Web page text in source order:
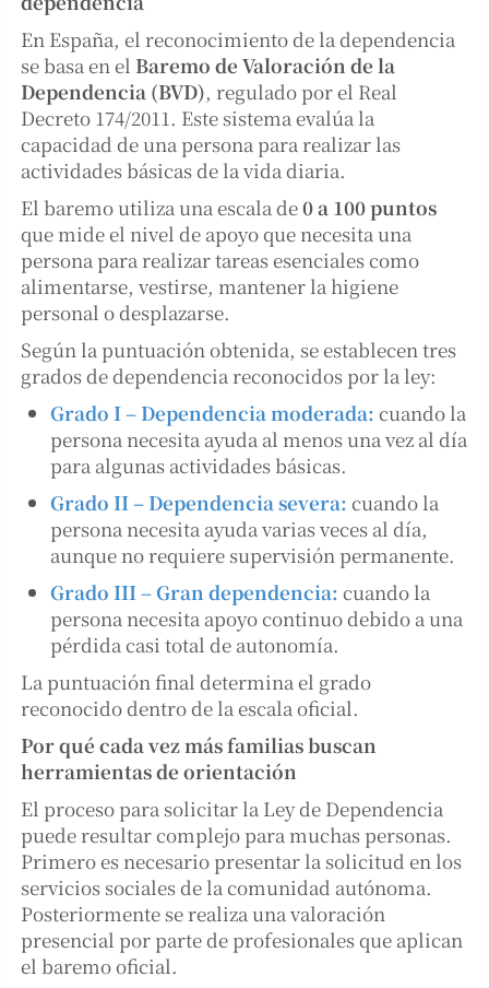
En España, el reconocimiento de la dependencia
se basa en el Baremo de Valoración de la
Dependencia (BVD), regulado por el Real
Decreto 174/2011. Este sistema evalúa la
capacidad de una persona para realizar las
actividades básicas de la vida diaria.
El baremo utiliza una escala de0 a 100 puntos
que mide el nivel de apoyo que necesita una
persona para realizar tareas esenciales como
alimentarse, vestirse, mantener la higiene
personal o desplazarse.
Según la puntuación obtenida, se establecen tres
grados de dependencia reconocidos por la ley:
Grado I – Dependencia moderada: cuando la
persona necesita ayuda al menos una vez al día
para algunas actividades básicas.
Grado II – Dependencia severa: cuando la
persona necesita ayuda varias veces al día,
aunque no requiere supervisión permanente.
Grado III – Gran dependencia: cuando la
persona necesita apoyo continuo debido a una
pérdida casi total de autonomía.
La puntuación final determina el grado
reconocido dentro de la escala oficial.
Por qué cada vez más familias buscan
herramientas de orientación
El proceso para solicitar la Ley de Dependencia
puede resultar complejo para muchas personas.
Primero es necesario presentar la solicitud en los
servicios sociales de la comunidad autónoma.
Posteriormente se realiza una valoración
presencial por parte de profesionales que aplican
el baremo oficial.